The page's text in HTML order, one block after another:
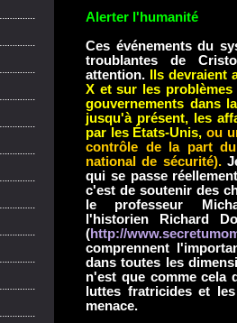
Alerter l'humanité
Ces événements du
troublantes de
attention.
Ils
X et sur les
gouvernements dans
jusqu'à présent, les
par les États-Unis, ou
contrôle de la part
national de sécurité).
qui se passe
c'est de soutenir des
le professeur
l'historien Richard
(http://
comprennent
dans toutes les
n'est que comme cela
luttes fratricides et
menace.